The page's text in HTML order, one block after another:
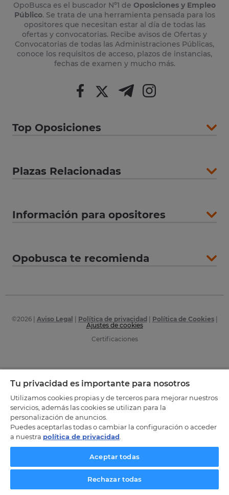
OpoBusca es el buscador Nº1 de Oposiciones y Empleo
Público. Se trata de una herramienta pensada para los
opositores que necesitan estar al día de todas las
ofertas y convocatorias. Recibe avisos de Ofertas y
Convocatorias de todas las Administraciones Públicas,
conoce los requisitos de acceso, plazos de instancias,
fechas de examen y mucho más.
Top Oposiciones
Plazas Relacionadas
Información para opositores
Opobusca te recomienda
©2026| Aviso Legal Política de privacidad Política de Cookies|
Ajustes de cookies
Certificaciones
Tu privacidad es importante para nosotros
Utilizamos cookies propias y de terceros para mejorar nuestros
servicios, además las cookies se utilizan para la
personalización de anuncios.
Puedes aceptarlas todas o cambiar la configuración o acceder
a nuestra política de privacidad
Aceptar todas
Rechazar todas